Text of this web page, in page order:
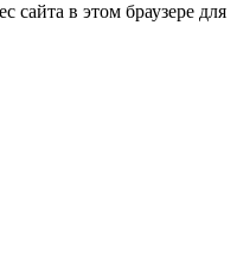
сайта в этом браузере для